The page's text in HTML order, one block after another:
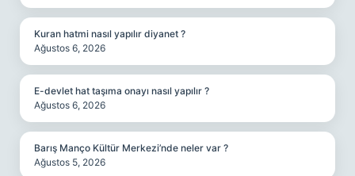
Kuran hatmi nasıl yapılır diyanet ?
Ağustos 6, 2026
E-devlet hat taşıma onayı nasıl yapılır ?
Ağustos 6, 2026
Barış Manço Kültür Merkezi’nde neler var ?
Ağustos 5, 2026